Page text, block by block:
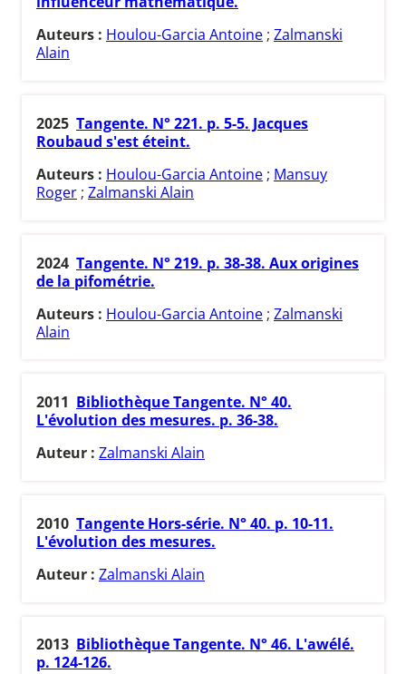
Auteurs : Houlou-Garcia Antoine ; Zalmanski
Alain
2025 Tangente. N° 221. p. 5-5. Jacques
Roubaud s'est éteint.
Auteurs : Houlou-Garcia Antoine ; Mansuy
Roger ; Zalmanski Alain
2024 Tangente. N° 219. p. 38-38. Aux origines
de la pifométrie.
Auteurs : Houlou-Garcia Antoine ; Zalmanski
Alain
2011 Bibliothèque Tangente. N° 40.
L'évolution des mesures. p. 36-38.
Auteur : Zalmanski Alain
2010 Tangente Hors-série. N° 40. p. 10-11.
L'évolution des mesures.
Auteur : Zalmanski Alain
2013 Bibliothèque Tangente. N° 46. L'awélé.
p. 124-126.